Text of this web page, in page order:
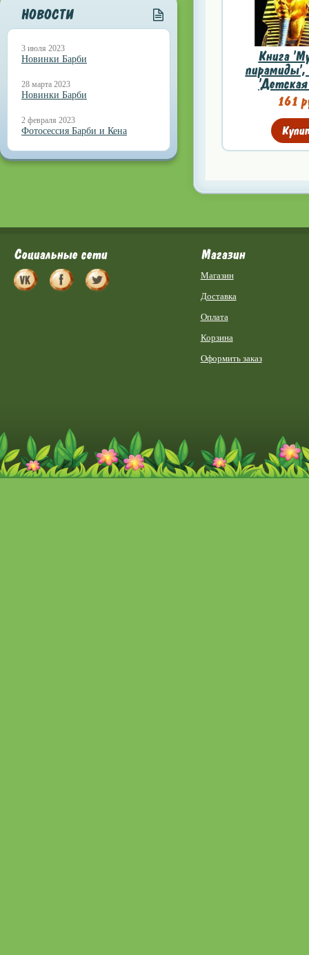
НОВОСТИ
3 июля 2023
Новинки Барби
28 марта 2023
Новинки Барби
2 февраля 2023
Фотосессия Барби и Кена
Книга
пирамиды',
161
Социальные сети Магазин
Магазин
Доставка
Оплата
Корзина
Оформить заказ